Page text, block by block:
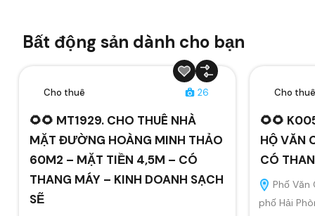
Bất động sản dành cho bạn
Cho thuê 26
🌻🌻 MT1929. CHO THUÊ NHÀ
MẶT ĐƯỜNG HOÀNG MINH THẢO
60M2 – MẶT TIỀN 4,5M – CÓ
THANG MÁY – KINH DOANH SẠCH
SẼ
Cho thuê
🌻🌻
HỘ VĂN
CÓ
Phố Văn
phố Hải